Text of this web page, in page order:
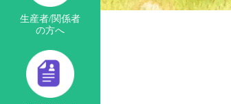
生産者/関係者
の方へ